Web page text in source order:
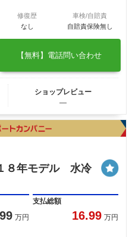
修復歴
なし
車検/自賠責
自賠責保険無し
【無料】電話問い合わせ
ショップレビュー
―
８年モデル 水冷
万円
支払総額
16.99 万円